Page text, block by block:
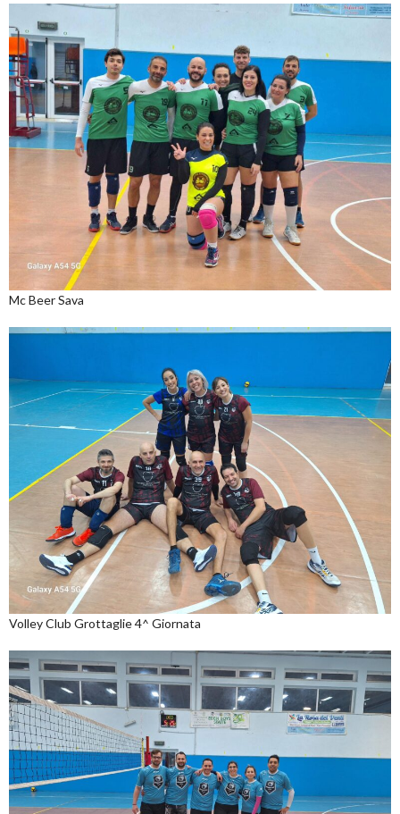
Mc Beer Sava
Volley Club Grottaglie 4^ Giornata